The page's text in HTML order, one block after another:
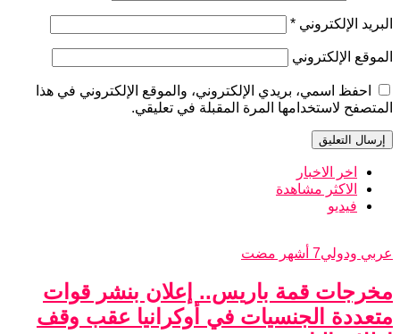
البريد الإلكتروني *
الموقع الإلكتروني
احفظ اسمي، بريدي الإلكتروني، والموقع الإلكتروني في هذا
المتصفح لاستخدامها المرة المقبلة في تعليقي.
اخر الاخبار
الاكثر مشاهدة
فيديو
عربي ودولي7 أشهر مضت
مخرجات قمة باريس.. إعلان بنشر قوات
متعددة الجنسيات في أوكرانيا عقب وقف